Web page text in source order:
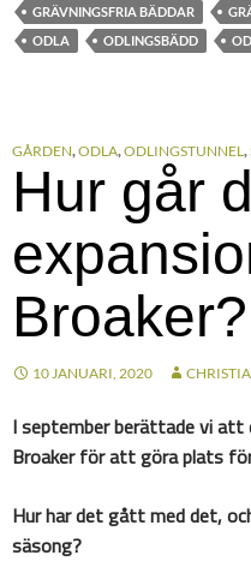
GRÄVNINGSFRIA BÄDDAR
ODLA
ODLINGSBÄDD
GÅRDEN,ODLA,ODLINGSTUNNEL,
Hur går
Broaker?
10 JANUARI, 2020
I september berättade vi
Broaker för att göra plats
Hur har det gått med det,
säsong?